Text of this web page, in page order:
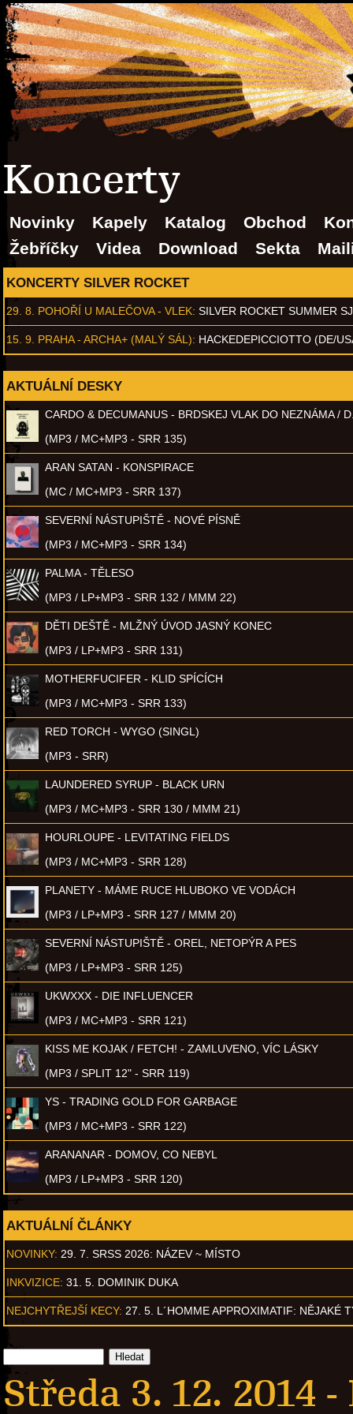
Koncerty
Novinky Kapely Katalog Obchod
Žebříčky
Videa Download Sekta
KONCERTY SILVER ROCKET
29. 8. POHOŘÍ U MALEČOVA - VLEK: SILVER ROCKET SUMMER
15. 9. PRAHA - ARCHA+ (MALÝ SÁL): HACKEDEPICCIOTTO (DE/
AKTUÁLNÍ DESKY
CARDO & DECUMANUS - BRDSKEJ VLAK DO NEZNÁMA /
(MP3 / MC+MP3 - SRR 135)
ARAN SATAN - KONSPIRACE
(MC / MC+MP3 - SRR 137)
SEVERNÍ NÁSTUPIŠTĚ - NOVÉ PÍSNĚ
(MP3 / MC+MP3 - SRR 134)
PALMA - TĚLESO
(MP3 / LP+MP3 - SRR 132 / MMM 22)
DĚTI DEŠTĚ - MLŽNÝ ÚVOD JASNÝ KONEC
(MP3 / LP+MP3 - SRR 131)
MOTHERFUCIFER - KLID SPÍCÍCH
(MP3 / MC+MP3 - SRR 133)
RED TORCH - WYGO (SINGL)
(MP3 - SRR)
LAUNDERED SYRUP - BLACK URN
(MP3 / MC+MP3 - SRR 130 / MMM 21)
HOURLOUPE - LEVITATING FIELDS
(MP3 / MC+MP3 - SRR 128)
PLANETY - MÁME RUCE HLUBOKO VE VODÁCH
(MP3 / LP+MP3 - SRR 127 / MMM 20)
SEVERNÍ NÁSTUPIŠTĚ - OREL, NETOPÝR A PES
(MP3 / LP+MP3 - SRR 125)
UKWXXX - DIE INFLUENCER
(MP3 / MC+MP3 - SRR 121)
KISS ME KOJAK / FETCH! - ZAMLUVENO, VÍC LÁSKY
(MP3 / SPLIT 12" - SRR 119)
YS - TRADING GOLD FOR GARBAGE
(MP3 / MC+MP3 - SRR 122)
ARANANAR - DOMOV, CO NEBYL
(MP3 / LP+MP3 - SRR 120)
AKTUÁLNÍ ČLÁNKY
NOVINKY: 29. 7. SRSS 2026: NÁZEV ~ MÍSTO
INKVIZICE: 31. 5. DOMINIK DUKA
NEJCHYTŘEJŠÍ KECY: 27. 5. L´HOMME APPROXIMATIF: NĚJAKÉ
Středa 3. 12. 2014 -